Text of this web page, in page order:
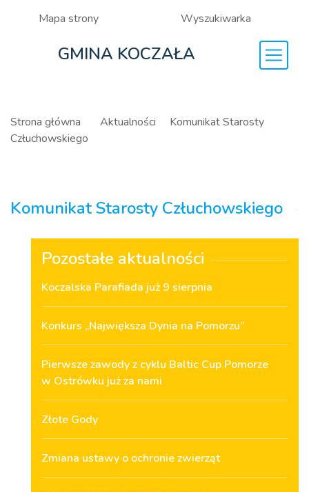
Mapa strony Wyszukiwarka
GMINA KOCZAŁA
Strona główna Aktualności
Komunikat Starosty
Człuchowskiego
Komunikat Starosty Człuchowskiego
Pozostałe aktualności
Koczalska Parafiada już 9 sierpnia
Konkurs „Największa Dynia na Pomorzu”
Pierwsze zawody z cyklu Baltic Cup Pomorze
w Ostrówku już za nami
Złote Gody
Zmiana ustawy o ochronie zwierząt